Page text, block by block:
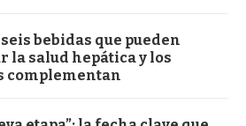
bebidas que pueden
la salud hepática y los
complementan